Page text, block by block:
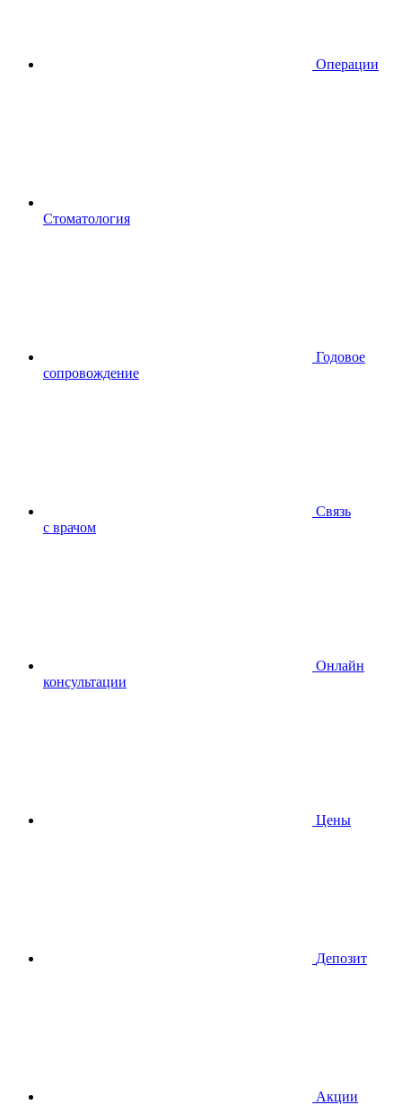
Операции
Стоматология
Годовое
сопровождение
Связь
с врачом
Онлайн
консультации
Цены
Депозит
Акции